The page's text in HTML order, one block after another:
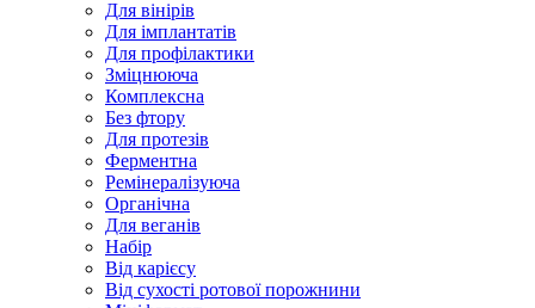
Для вінірів
Для імплантатів
Для профілактики
Зміцнююча
Комплексна
Без фтору
Для протезів
Ферментна
Ремінералізуюча
Органічна
Для веганів
Набір
Від карієсу
Від сухості ротової порожнини